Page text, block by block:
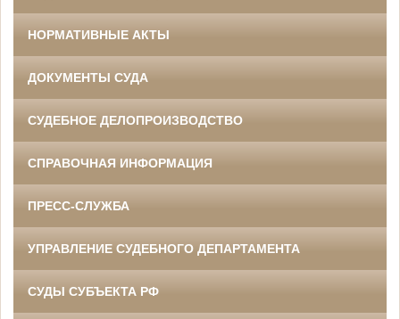
НОРМАТИВНЫЕ АКТЫ
ДОКУМЕНТЫ СУДА
СУДЕБНОЕ ДЕЛОПРОИЗВОДСТВО
СПРАВОЧНАЯ ИНФОРМАЦИЯ
ПРЕСС-СЛУЖБА
УПРАВЛЕНИЕ СУДЕБНОГО ДЕПАРТАМЕНТА
СУДЫ СУБЪЕКТА РФ